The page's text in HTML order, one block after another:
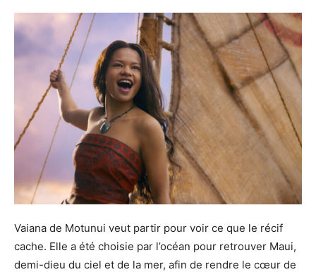
Vaiana de Motunui veut partir pour voir ce que le récif
cache. Elle a été choisie par l’océan pour retrouver Maui,
demi-dieu du ciel et de la mer, afin de rendre le cœur de